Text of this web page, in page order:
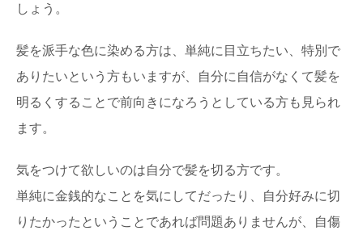
しょう。
髪を派手な色に染める方は、単純に目立ちたい、特別で
ありたいという方もいますが、自分に自信がなくて髪を
明るくすることで前向きになろうとしている方も見られ
ます。
気をつけて欲しいのは自分で髪を切る方です。
単純に金銭的なことを気にしてだったり、自分好みに切
りたかったということであれば問題ありませんが、自傷